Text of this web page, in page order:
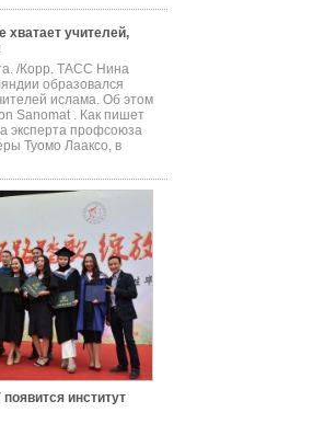
учителей,
/Корр. ТАСС Нина
образовался
ислама. Об этом
Sanomat . Как пишет
эксперта профсоюза
Туомо Лааксо, в
институт